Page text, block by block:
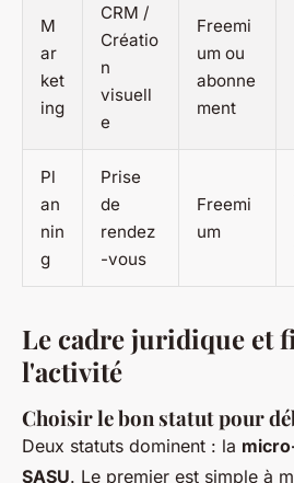
M
ar
ket
ing
CRM /
Créatio
n
visuell
e
Freemi
um ou
abonne
ment
Pl
an
nin
g
Prise
de
rendez
-vous
Freemi
um
Le cadre juridique et
l'activité
Choisir le bon statut pour
Deux statuts dominent : la
SASU. Le premier est simple à